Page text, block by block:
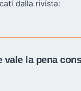
dalla rivista:
la pena